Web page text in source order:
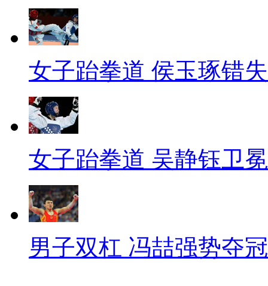
女子跆拳道 侯玉琢错
女子跆拳道 吴静钰卫冕
男子双杠 冯喆强势夺冠